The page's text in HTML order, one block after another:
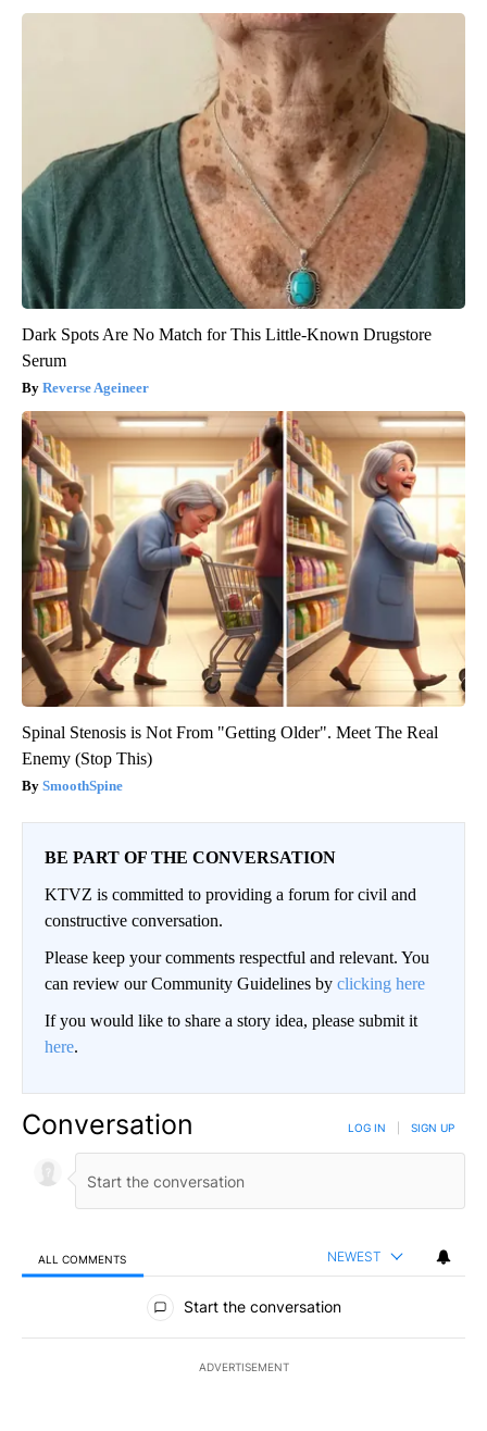
Dark Spots Are No Match for This Little-Known Drugstore
Serum
Reverse Ageineer
Spinal Stenosis is Not From "Getting Older". Meet The Real
Enemy (Stop This)
SmoothSpine
BE PART OF THE CONVERSATION
KTVZ is committed to providing a forum for civil and
constructive conversation.
Please keep your comments respectful and relevant. You
can review our Community Guidelines by clicking here
If you would like to share a story idea, please submit it
here.
Conversation LOG IN SIGN UP
ALL COMMENTS NEWEST
All Comments
Start the conversation
ADVERTISEMENT